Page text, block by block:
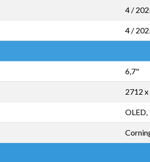
4 /
4 /
6,7"
2712